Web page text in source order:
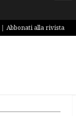
Abbonati alla rivista